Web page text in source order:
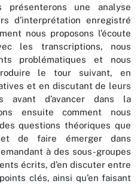
une analyse
d’interprétation enregistré
nous proposons l’écoute
les transcriptions, nous
problématiques et nous
le tour suivant, en
et en discutant de leurs
avant d’avancer dans la
ensuite comment nous
questions théoriques que
de faire émerger dans
à des sous-groupes
écrits, d’en discuter entre
clés, ainsi qu’en faisant